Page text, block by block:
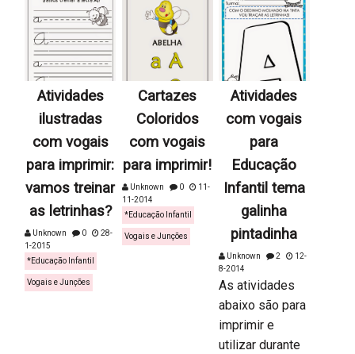
Atividades
ilustradas
com vogais
para imprimir:
vamos treinar
as letrinhas?
Unknown 0
28-
1-2015
*Educação Infantil
Vogais e Junções
Cartazes
Coloridos
com vogais
para imprimir!
Unknown 0
11-
11-2014
*Educação Infantil
Vogais e Junções
Atividades
com vogais
para
Educação
Infantil tema
galinha
pintadinha
Unknown 2
12-
8-2014
As atividades
abaixo são para
imprimir e
utilizar durante